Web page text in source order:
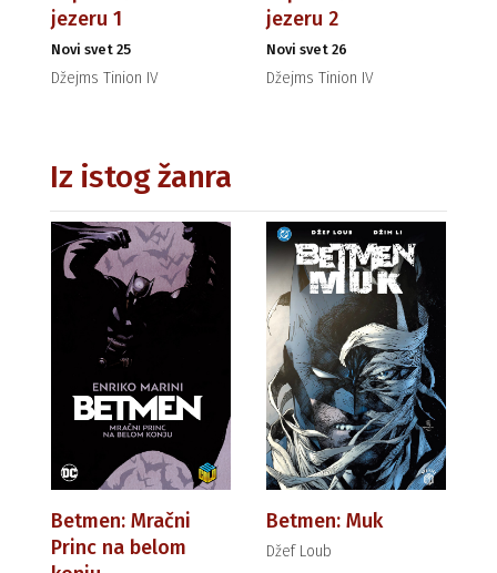
jezeru 1
Novi svet 25
Džejms Tinion IV
jezeru 2
Novi svet 26
Džejms Tinion IV
Iz istog žanra
Betmen: Mračni
Princ na belom
Betmen: Muk
Džef Loub